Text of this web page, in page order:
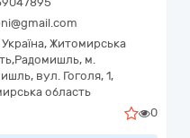
Україна, Житомирська
Радомишль, м.
вул. Гоголя, 1,
область
0